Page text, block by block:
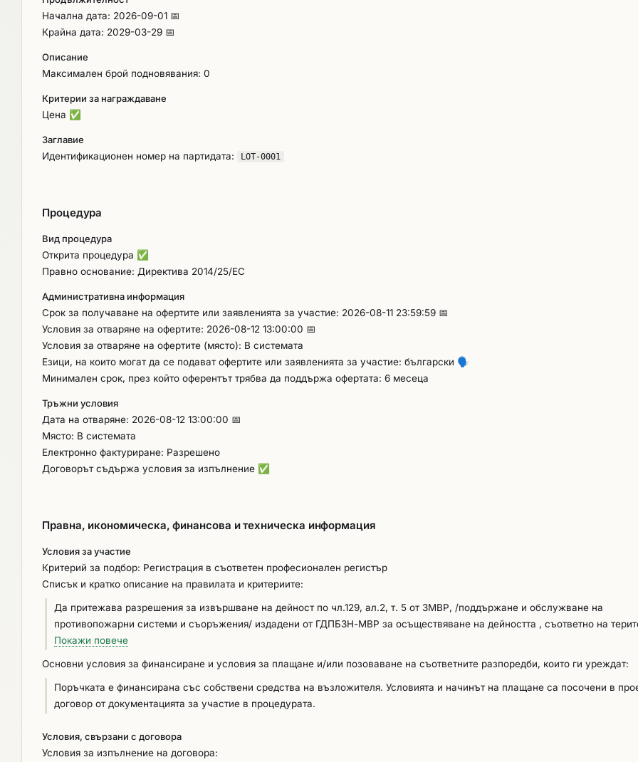
Начална дата: 2026-09-01 📅
Крайна дата: 2029-03-29 📅
Описание
Максимален брой подновявания: 0
Критерии за награждаване
Цена ✅
Заглавие
Идентификационен номер на партидата:
LOT-0001
Процедура
Вид процедура
Открита процедура ✅
Правно основание: Директива 2014/25/ЕС
Административна информация
Срок за получаване на офертите или заявленията за участие: 2026-08-11 23:59:59 📅
Условия за отваряне на офертите: 2026-08-12 13:00:00 📅
Условия за отваряне на офертите (място): В системата
Езици, на които могат да се подават офертите или заявленията за участие: български 🗣️
Минимален срок, през който оферентът трябва да поддържа офертата: 6 месеца
Тръжни условия
Дата на отваряне: 2026-08-12 13:00:00 📅
Място: В системата
Електронно фактуриране: Разрешено
Договорът съдържа условия за изпълнение ✅
Правна, икономическа, финансова и техническа информация
Условия за участие
Критерий за подбор: Регистрация в съответен професионален регистър
Списък и кратко описание на правилата и критериите:
Да притежава разрешения за извършване на дейност по чл.129, ал.2, т. 5 от ЗМВР, /поддържане и обслужване на
противопожарни системи и съоръжения/ издадени от ГДПБЗН-МВР за осъществяване на дейността , съответно на
на цялата страна или на територията на област Плевен. Съответствието се доказва с представяне на разрешението (заверено от
на информацията, изисквана от възложителя, в съответния раздел в ЕЕДОП. На основание чл. 67, ал.5 от ЗОП,
може да изисква по всяко време след отварянето на заявленията за участие или офертите представяне на всички или
документите, чрез които се доказва информацията, посочена в ЕЕДОП, когато това е необходимо за законосъобразното
документ, удостоверяващ правото на съответното лице (съгласно националното му законодателство) да изпълни
поръчката. Документите, с които се доказва съответствието с поставените критерии за подбор се представят от
Покажи повече
Основни условия за финансиране и условия за плащане и/или позоваване на съответните разпоредби, които ги уреждат:
Поръчката е финансирана със собствени средства на възложителя. Условията и начинът на плащане са посочени в
договор от документацията за участие в процедурата.
Условия, свързани с договора
Условия за изпълнение на договора: